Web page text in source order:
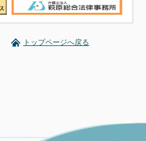
トップページへ戻る